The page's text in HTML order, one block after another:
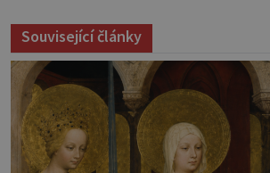
Související články